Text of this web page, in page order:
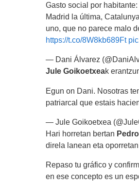
Gasto social por
Madrid la última,
uno, que no parece malo
https://t.co/8W8kb689Ft
— Dani Álvarez
Jule Goikoetxeak
Egun on Dani. Nosotras
patriarcal que estais
— Jule Goikoetxea
Hari horretan bertan
direla lanean eta
Repaso tu gráfico y
en ese concepto es un